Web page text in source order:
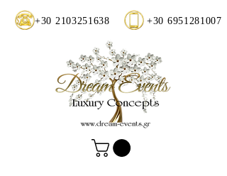
+30 2103251638 +30 6951281007